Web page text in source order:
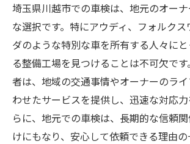
埼玉県川越市での車検は、地元のオー
な選択です。特にアウディ、フォルク
ダのような特別な車を所有する人々に
る整備工場を見つけることは不可欠で
者は、地域の交通事情やオーナーのラ
わせたサービスを提供し、迅速な対応
らに、地元での車検は、長期的な信頼
けにもなり、安心して依頼できる理由の